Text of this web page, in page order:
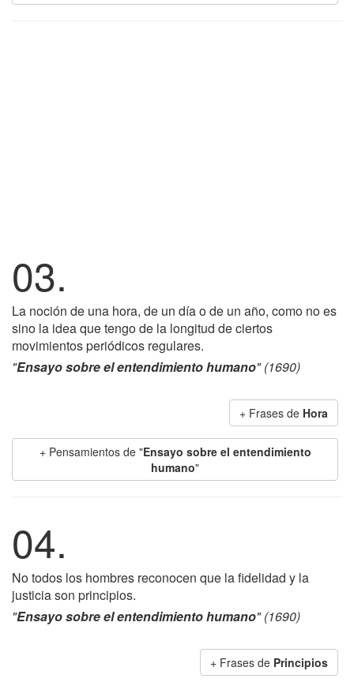
03.
La noción de una hora, de un día o de un año, como no es
sino la idea que tengo de la longitud de ciertos
movimientos periódicos regulares.
"Ensayo sobre el entendimiento humano" (1690)
+ Frases de Hora
+ Pensamientos de "Ensayo sobre el entendimiento
humano"
04.
No todos los hombres reconocen que la fidelidad y la
justicia son principios.
"Ensayo sobre el entendimiento humano" (1690)
+ Frases de Principios